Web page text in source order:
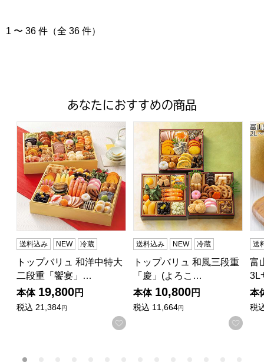
1 〜 36 件（全 36 件）
あなたにおすすめの商品
トップバリュ 和洋中特大二段重「饗宴」(きょうえん)【4
送料込み NEW 冷蔵
トップバリュ 和洋中特大
二段重「饗宴」…
本体 19,800円
税込 21,384円
お気に入りに登録する
トップバリュ 和風三段重「
送料込み NEW 冷蔵
トップバリュ 和風三段重
「慶」(よろこ…
本体 10,800円
税込 11,664円
お気
富
送
富
3L
本
税